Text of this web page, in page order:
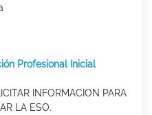
Profesional Inicial
INFORMACION PARA
LA ESO.